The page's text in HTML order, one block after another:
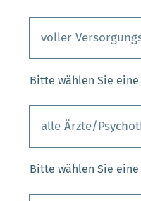
Bitte wählen Sie
Bitte wählen Sie